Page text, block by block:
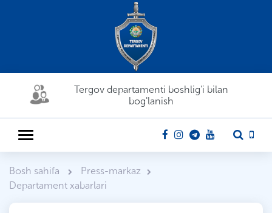
Tergov departamenti boshlig'i bilan
bog'lanish
Bosh sahifa
Press-markaz
Departament xabarlari